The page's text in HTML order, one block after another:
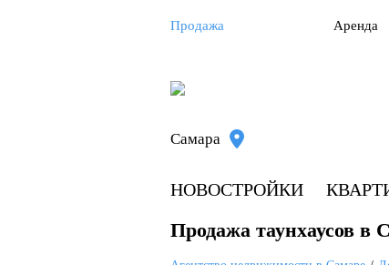
Продажа Аренда
Самара
НОВОСТРОЙКИ
Продажа таунхаусов в